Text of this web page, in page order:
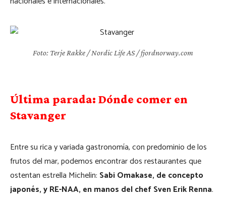
Foto: Terje Rakke / Nordic Life AS / fjordnorway.com
Última parada: Dónde comer en
Stavanger
Entre su rica y variada gastronomía, con predominio de los
frutos del mar, podemos encontrar dos restaurantes que
ostentan estrella Michelin: Sabi Omakase, de concepto
japonés, y RE-NAA, en manos del chef Sven Erik Renna.